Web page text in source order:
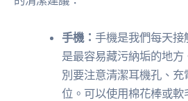
手機：手機是我們每天
是最容易藏污納垢的地
別要注意清潔耳機孔、
位。可以使用棉花棒或軟